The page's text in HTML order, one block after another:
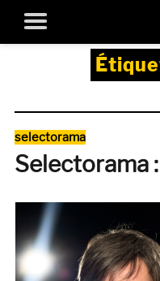
Catégories
selectorama
Selectorama